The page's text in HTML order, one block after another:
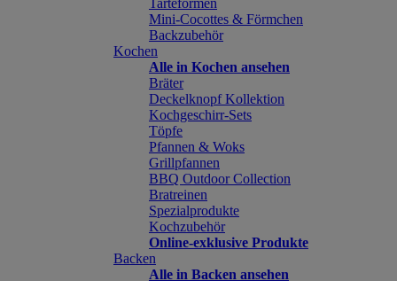
Tarteformen
Mini-Cocottes & Förmchen
Backzubehör
Kochen
Alle in Kochen ansehen
Bräter
Deckelknopf Kollektion
Kochgeschirr-Sets
Töpfe
Pfannen & Woks
Grillpfannen
BBQ Outdoor Collection
Bratreinen
Spezialprodukte
Kochzubehör
Online-exklusive Produkte
Backen
Alle in Backen ansehen